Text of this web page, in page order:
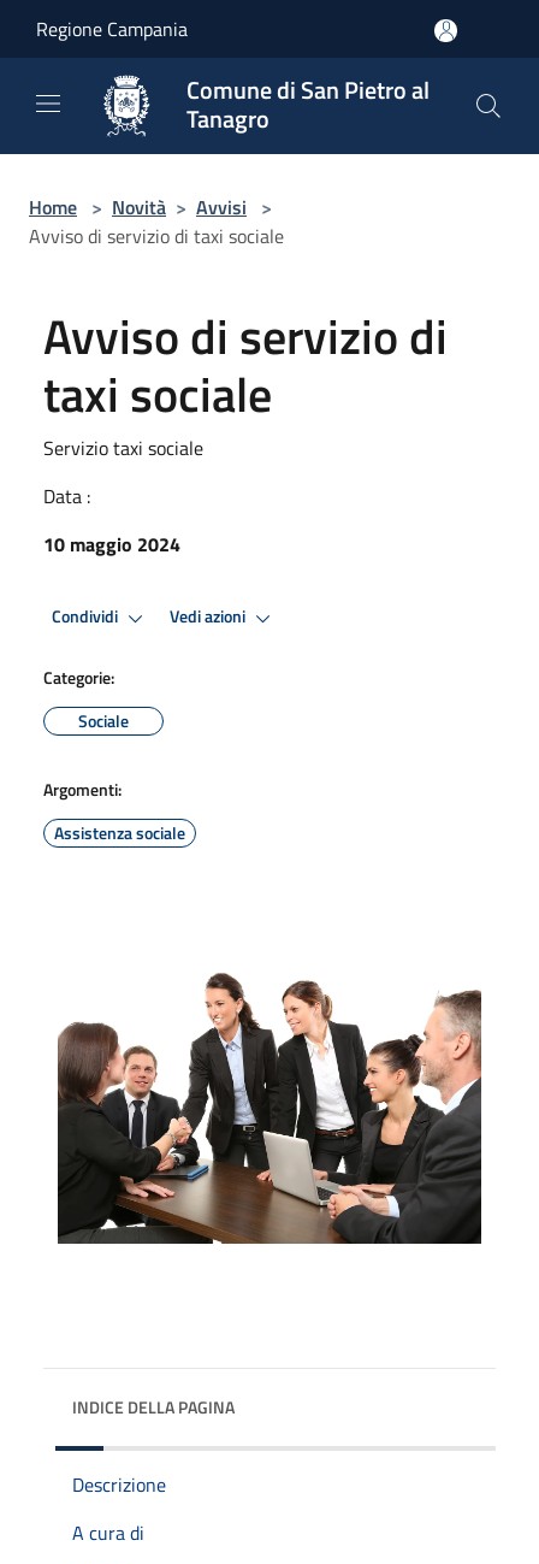
Regione Campania
Comune di San Pietro al
Tanagro
Home > Novità > Avvisi >
Avviso di servizio di taxi sociale
Avviso di servizio di
taxi sociale
Servizio taxi sociale
Data :
10 maggio 2024
Condividi Vedi azioni
Categorie:
Sociale
Argomenti:
Assistenza sociale
INDICE DELLA PAGINA
Descrizione
A cura di